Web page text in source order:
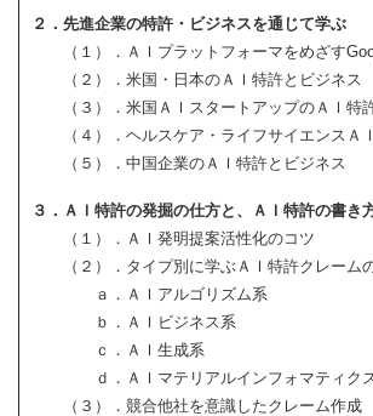
２．先進企業の特許・ビジネスを通じて学ぶ
（１）．ＡＩプラットフォーマをめざす
（２）．米国・日本のＡＩ特許とビジネス
（３）．米国ＡＩスタートアップのＡＩ特
（４）．ヘルスケア・ライフサイエンスＡ
（５）．中国企業のＡＩ特許とビジネス
３．ＡＩ特許の発掘の仕方と、ＡＩ特許の書き
（１）．ＡＩ発明提案活性化のコツ
（２）．タイプ別に学ぶＡＩ特許クレーム
ａ．ＡＩアルゴリズム系
ｂ．ＡＩビジネス系
ｃ．ＡＩ生成系
ｄ．ＡＩマテリアルインフォマティク
（３）．競合他社を意識したクレーム作成